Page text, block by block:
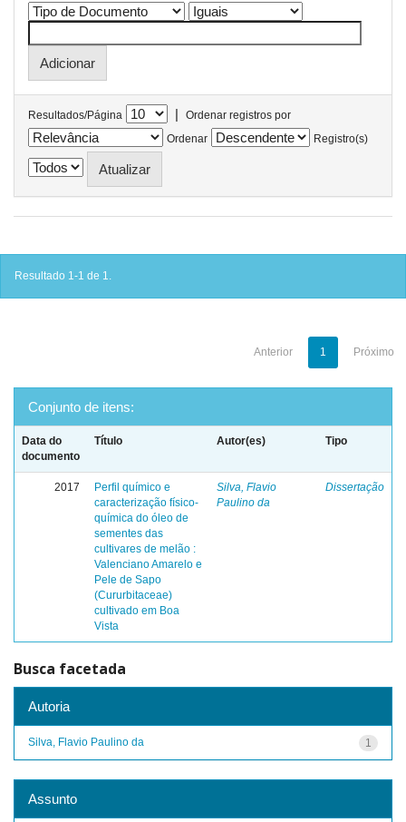
Resultados/Página |
Ordenar registros por
Ordenar
Registro(s)
Resultado 1-1 de 1.
Anterior 1 Próximo
Conjunto de itens:
Data do
documento
Título Autor(es) Tipo
2017
Perfil químico e
caracterização físico-
química do óleo de
sementes das
cultivares de melão :
Valenciano Amarelo e
Pele de Sapo
(Cururbitaceae)
cultivado em Boa
Vista
Silva, Flavio
Paulino da
Dissertação
Busca facetada
Autoria
1
Silva, Flavio Paulino da
Assunto